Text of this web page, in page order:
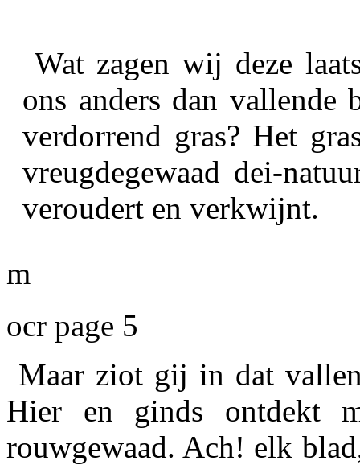
Wat zagen wij deze
ons anders dan vallende
verdorrend gras? Het
vreugdegewaad dei-
veroudert en verkwijnt.
m
ocr page 5
Maar ziot gij in dat
Hier en ginds ontdekt
rouwgewaad. Ach! elk